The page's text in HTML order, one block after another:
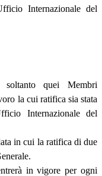
Internazionale del
quei Membri
la cui ratifica sia stata
Internazionale del
in cui la ratifica di due
in vigore per ogni